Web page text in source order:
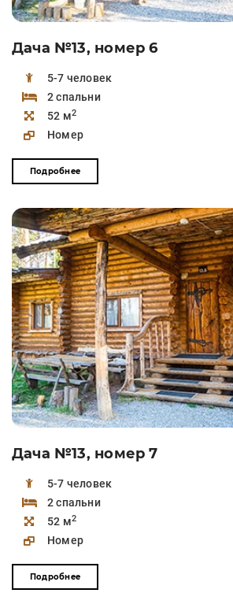
Дача №13, номер 6
5-7 человек
2 спальни
52 м2
Номер
Подробнее
Дача №13, номер 7
5-7 человек
2 спальни
52 м2
Номер
Подробнее